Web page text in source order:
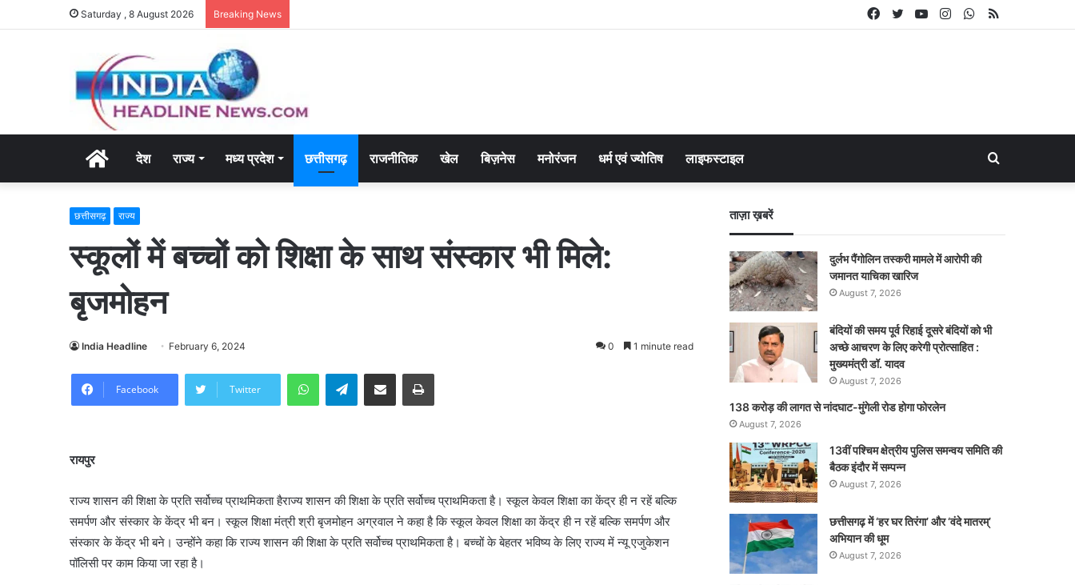
Saturday , 8 August 2026 Breaking News RSS
WhatsApp
Instagram
YouTube
Twitter
Facebook
Homeदेश राज्य मध्य प्रदेश छत्तीसगढ़ राजनीतिक खेल बिज़नेस मनोरंजन धर्म एवं ज्योतिष लाइफस्टाइल Search
छत्तीसगढ़ राज्य
स्कूलों में बच्चों को शिक्षा के साथ संस्कार भी मिले:
बृजमोहन
India Headline February 6, 2024 0 1 minute read
Facebook Twitter
WhatsAppTelegramShare via Email Print
रायपुर
राज्य शासन की शिक्षा के प्रति सर्वोच्च प्राथमिकता हैराज्य शासन की शिक्षा के प्रति सर्वोच्च प्राथमिकता है। स्कूल केवल शिक्षा का केंद्र ही न रहें बल्कि
समर्पण और संस्कार के केंद्र भी बन। स्कूल शिक्षा मंत्री श्री बृजमोहन अग्रवाल ने कहा है कि स्कूल केवल शिक्षा का केंद्र ही न रहें बल्कि समर्पण और
संस्कार के केंद्र भी बने। उन्होंने कहा कि राज्य शासन की शिक्षा के प्रति सर्वोच्च प्राथमिकता है। बच्चों के बेहतर भविष्य के लिए राज्य में न्यू एजुकेशन
पॉलिसी पर काम किया जा रहा है।
ताज़ा ख़बरें
दुर्लभ पैंगोलिन तस्करी मामले में आरोपी की
जमानत याचिका खारिज
August 7, 2026
बंदियों की समय पूर्व रिहाई दूसरे बंदियों को भी
अच्छे आचरण के लिए करेगी प्रोत्साहित :
मुख्यमंत्री डॉ. यादव
August 7, 2026
138 करोड़ की लागत से नांदघाट-मुंगेली रोड होगा फोरलेन
August 7, 2026
13वीं पश्चिम क्षेत्रीय पुलिस समन्वय समिति की
बैठक इंदौर में सम्पन्न
August 7, 2026
छत्तीसगढ़ में ‘हर घर तिरंगा’ और ‘वंदे मातरम्’
अभियान की धूम
August 7, 2026